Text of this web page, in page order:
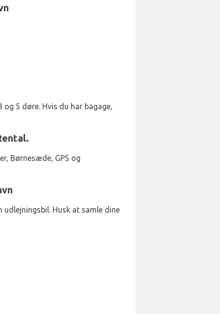
5 døre. Hvis du har bagage,
Børnesæde, GPS og
Husk at samle dine